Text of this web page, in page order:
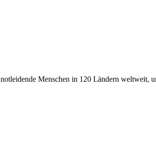
Menschen in 120 Ländern weltweit,